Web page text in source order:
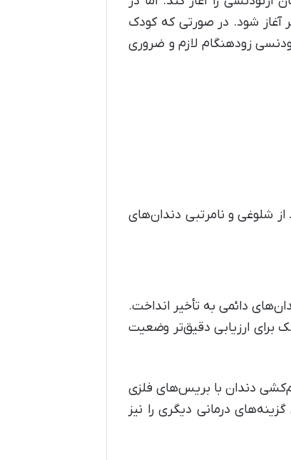
آغاز شود. در صورتی که کودک
زودهنگام لازم و ضروری
شلوغی و نامرتبی دندان‌های
دائمی به تأخیر انداخت.
خواهد بود. پزشک برای ارزیابی دقیق‌تر وضعیت
دندان با بریس‌های فلزی
درمانی دیگری را نیز